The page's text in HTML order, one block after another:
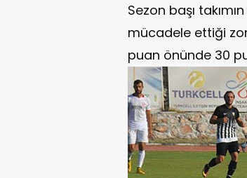
Sezon başı
mücadele ettiği
puan önünde 30